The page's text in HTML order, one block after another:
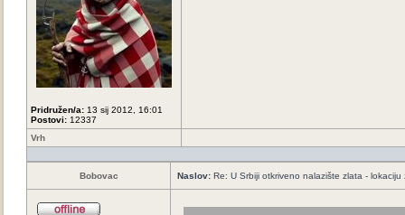
Pridružen/a: 13 sij 2012, 16:01
Postovi: 12337
Vrh
Bobovac Naslov: Re: U Srbiji otkriveno nalazište zlata -